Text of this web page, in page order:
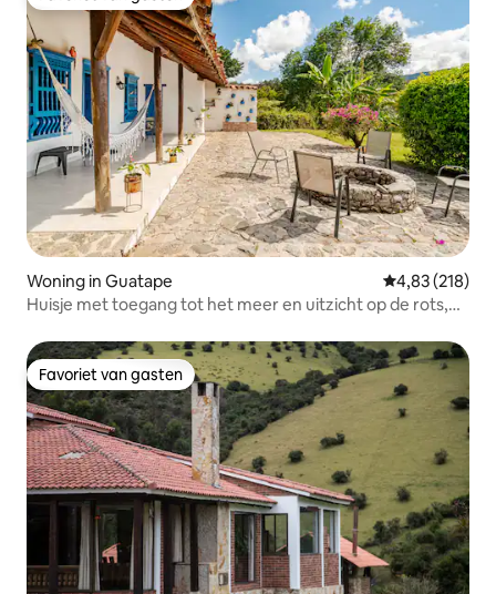
Favoriet van gasten
Woning in Guatape Gemiddelde
4,83 (218)
Huisje met toegang tot het meer en uitzicht op de rots,
Favoriet van gasten
Favoriet van gasten